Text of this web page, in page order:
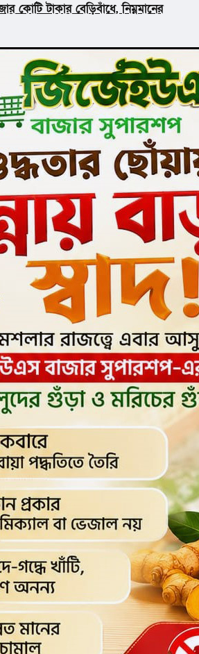
কোটি টাকার বেড়িবাঁধে, নিম্নমানের